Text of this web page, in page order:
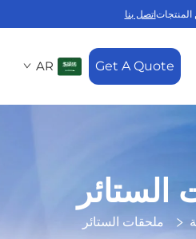
اتصل بنا
Get A Quote
AR
ملحقات الستائر